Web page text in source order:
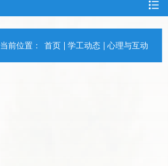
当前位置： 首页 学工动态 心理与互动